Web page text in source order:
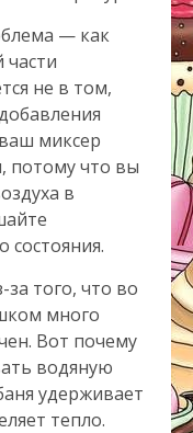
— как
не в том,
миксер
потому что вы
в
состояния.
того, что во
много
Вот почему
водяную
удерживает
тепло.